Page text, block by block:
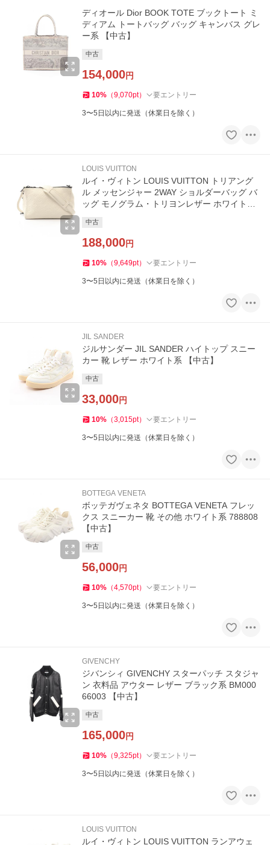
ディオール Dior BOOK TOTE ブックトート ミ
ディアム トートバッグ バッグ キャンバス グレ
ー系 【中古】
中古
154,000円
10% （9,070pt） 要エントリー
3〜5日以内に発送（休業日を除く）
LOUIS VUITTON
ルイ・ヴィトン LOUIS VUITTON トリアング
ル メッセンジャー 2WAY ショルダーバッグ バ
ッグ モノグラム・トリヨンレザー ホワイト系
中古
188,000円
10% （9,649pt） 要エントリー
3〜5日以内に発送（休業日を除く）
JIL SANDER
ジルサンダー JIL SANDER ハイトップ スニー
カー 靴 レザー ホワイト系 【中古】
中古
33,000円
10% （3,015pt） 要エントリー
3〜5日以内に発送（休業日を除く）
BOTTEGA VENETA
ボッテガヴェネタ BOTTEGA VENETA フレッ
クス スニーカー 靴 その他 ホワイト系 788808
【中古】
中古
56,000円
10% （4,570pt） 要エントリー
3〜5日以内に発送（休業日を除く）
GIVENCHY
ジバンシィ GIVENCHY スターパッチ スタジャ
ン 衣料品 アウター レザー ブラック系 BM000
66003 【中古】
中古
165,000円
10% （9,325pt） 要エントリー
3〜5日以内に発送（休業日を除く）
LOUIS VUITTON
ルイ・ヴィトン LOUIS VUITTON ランアウェ